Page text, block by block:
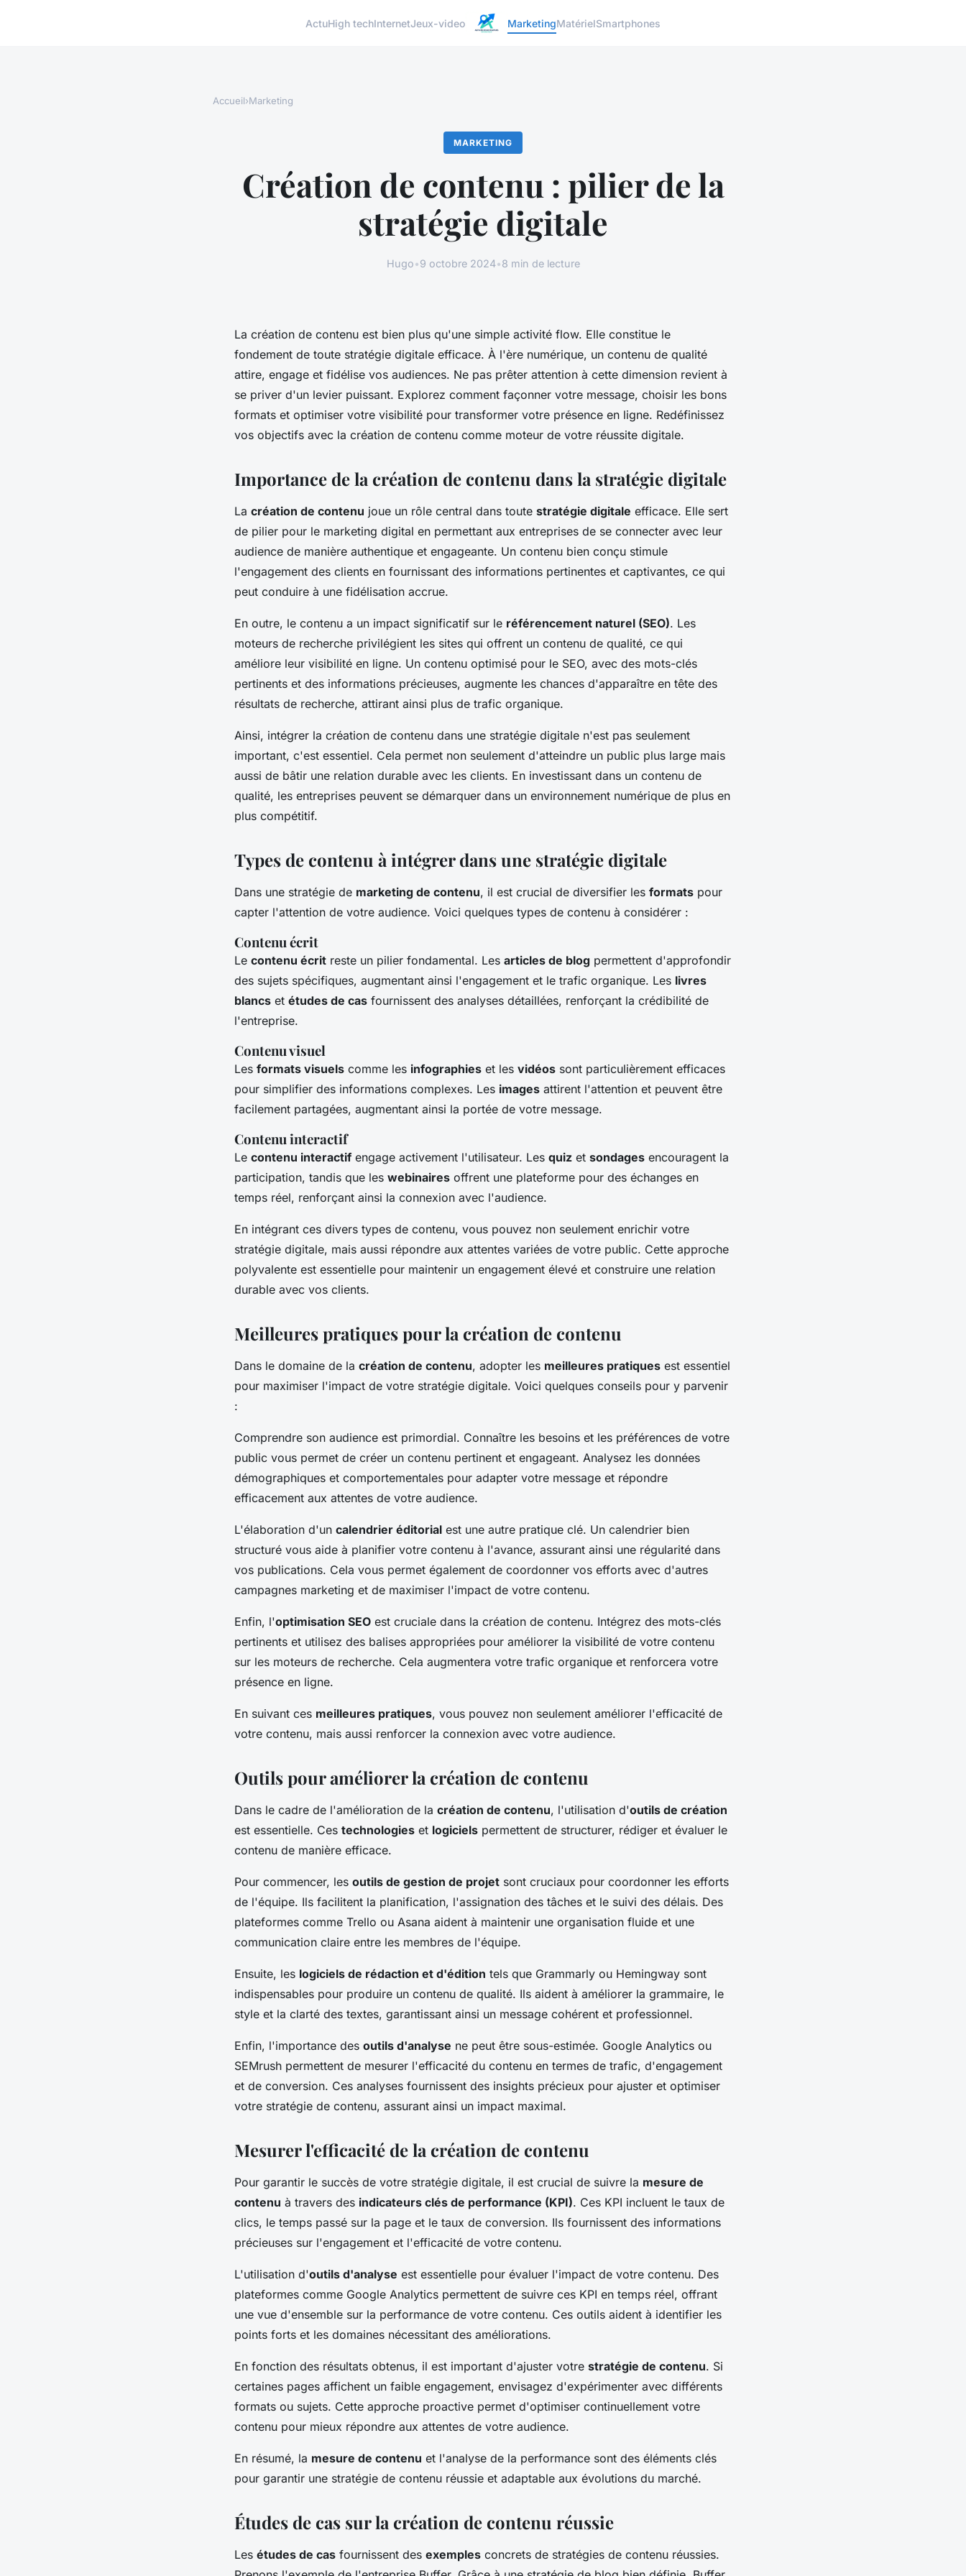
ActuHigh techInternetJeux-video MarketingMatérielSmartphones
Accueil›Marketing
MARKETING
Création de contenu : pilier de la
stratégie digitale
Hugo•9 octobre 2024•8 min de lecture
La création de contenu est bien plus qu'une simple activité flow. Elle constitue le
fondement de toute stratégie digitale efficace. À l'ère numérique, un contenu de qualité
attire, engage et fidélise vos audiences. Ne pas prêter attention à cette dimension revient à
se priver d'un levier puissant. Explorez comment façonner votre message, choisir les bons
formats et optimiser votre visibilité pour transformer votre présence en ligne. Redéfinissez
vos objectifs avec la création de contenu comme moteur de votre réussite digitale.
Importance de la création de contenu dans la stratégie digitale
La création de contenu joue un rôle central dans toute stratégie digitale efficace. Elle sert
de pilier pour le marketing digital en permettant aux entreprises de se connecter avec leur
audience de manière authentique et engageante. Un contenu bien conçu stimule
l'engagement des clients en fournissant des informations pertinentes et captivantes, ce qui
peut conduire à une fidélisation accrue.
En outre, le contenu a un impact significatif sur le référencement naturel (SEO). Les
moteurs de recherche privilégient les sites qui offrent un contenu de qualité, ce qui
améliore leur visibilité en ligne. Un contenu optimisé pour le SEO, avec des mots-clés
pertinents et des informations précieuses, augmente les chances d'apparaître en tête des
résultats de recherche, attirant ainsi plus de trafic organique.
Ainsi, intégrer la création de contenu dans une stratégie digitale n'est pas seulement
important, c'est essentiel. Cela permet non seulement d'atteindre un public plus large mais
aussi de bâtir une relation durable avec les clients. En investissant dans un contenu de
qualité, les entreprises peuvent se démarquer dans un environnement numérique de plus en
plus compétitif.
Types de contenu à intégrer dans une stratégie digitale
Dans une stratégie de marketing de contenu, il est crucial de diversifier les formats pour
capter l'attention de votre audience. Voici quelques types de contenu à considérer :
Contenu écrit
Le contenu écrit reste un pilier fondamental. Les articles de blog permettent d'approfondir
des sujets spécifiques, augmentant ainsi l'engagement et le trafic organique. Les livres
blancs et études de cas fournissent des analyses détaillées, renforçant la crédibilité de
l'entreprise.
Contenu visuel
Les formats visuels comme les infographies et les vidéos sont particulièrement efficaces
pour simplifier des informations complexes. Les images attirent l'attention et peuvent être
facilement partagées, augmentant ainsi la portée de votre message.
Contenu interactif
Le contenu interactif engage activement l'utilisateur. Les quiz et sondages encouragent la
participation, tandis que les webinaires offrent une plateforme pour des échanges en
temps réel, renforçant ainsi la connexion avec l'audience.
En intégrant ces divers types de contenu, vous pouvez non seulement enrichir votre
stratégie digitale, mais aussi répondre aux attentes variées de votre public. Cette approche
polyvalente est essentielle pour maintenir un engagement élevé et construire une relation
durable avec vos clients.
Meilleures pratiques pour la création de contenu
Dans le domaine de la création de contenu, adopter les meilleures pratiques est essentiel
pour maximiser l'impact de votre stratégie digitale. Voici quelques conseils pour y parvenir
:
Comprendre son audience est primordial. Connaître les besoins et les préférences de votre
public vous permet de créer un contenu pertinent et engageant. Analysez les données
démographiques et comportementales pour adapter votre message et répondre
efficacement aux attentes de votre audience.
L'élaboration d'un calendrier éditorial est une autre pratique clé. Un calendrier bien
structuré vous aide à planifier votre contenu à l'avance, assurant ainsi une régularité dans
vos publications. Cela vous permet également de coordonner vos efforts avec d'autres
campagnes marketing et de maximiser l'impact de votre contenu.
Enfin, l'optimisation SEO est cruciale dans la création de contenu. Intégrez des mots-clés
pertinents et utilisez des balises appropriées pour améliorer la visibilité de votre contenu
sur les moteurs de recherche. Cela augmentera votre trafic organique et renforcera votre
présence en ligne.
En suivant ces meilleures pratiques, vous pouvez non seulement améliorer l'efficacité de
votre contenu, mais aussi renforcer la connexion avec votre audience.
Outils pour améliorer la création de contenu
Dans le cadre de l'amélioration de la création de contenu, l'utilisation d'outils de création
est essentielle. Ces technologies et logiciels permettent de structurer, rédiger et évaluer le
contenu de manière efficace.
Pour commencer, les outils de gestion de projet sont cruciaux pour coordonner les efforts
de l'équipe. Ils facilitent la planification, l'assignation des tâches et le suivi des délais. Des
plateformes comme Trello ou Asana aident à maintenir une organisation fluide et une
communication claire entre les membres de l'équipe.
Ensuite, les logiciels de rédaction et d'édition tels que Grammarly ou Hemingway sont
indispensables pour produire un contenu de qualité. Ils aident à améliorer la grammaire, le
style et la clarté des textes, garantissant ainsi un message cohérent et professionnel.
Enfin, l'importance des outils d'analyse ne peut être sous-estimée. Google Analytics ou
SEMrush permettent de mesurer l'efficacité du contenu en termes de trafic, d'engagement
et de conversion. Ces analyses fournissent des insights précieux pour ajuster et optimiser
votre stratégie de contenu, assurant ainsi un impact maximal.
Mesurer l'efficacité de la création de contenu
Pour garantir le succès de votre stratégie digitale, il est crucial de suivre la mesure de
contenu à travers des indicateurs clés de performance (KPI). Ces KPI incluent le taux de
clics, le temps passé sur la page et le taux de conversion. Ils fournissent des informations
précieuses sur l'engagement et l'efficacité de votre contenu.
L'utilisation d'outils d'analyse est essentielle pour évaluer l'impact de votre contenu. Des
plateformes comme Google Analytics permettent de suivre ces KPI en temps réel, offrant
une vue d'ensemble sur la performance de votre contenu. Ces outils aident à identifier les
points forts et les domaines nécessitant des améliorations.
En fonction des résultats obtenus, il est important d'ajuster votre stratégie de contenu. Si
certaines pages affichent un faible engagement, envisagez d'expérimenter avec différents
formats ou sujets. Cette approche proactive permet d'optimiser continuellement votre
contenu pour mieux répondre aux attentes de votre audience.
En résumé, la mesure de contenu et l'analyse de la performance sont des éléments clés
pour garantir une stratégie de contenu réussie et adaptable aux évolutions du marché.
Études de cas sur la création de contenu réussie
Les études de cas fournissent des exemples concrets de stratégies de contenu réussies.